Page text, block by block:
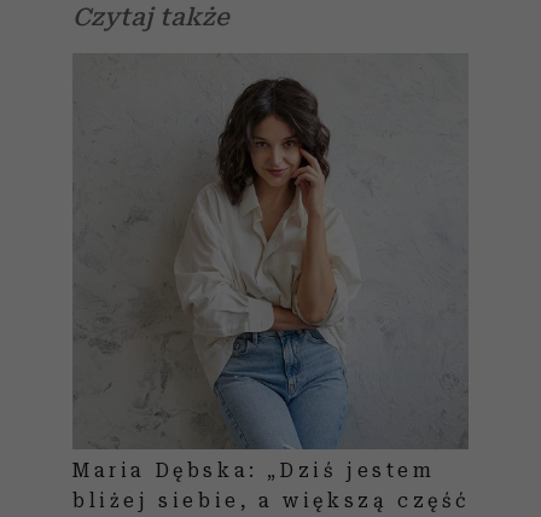
Czytaj także
Maria Dębska: „Dziś jestem
bliżej siebie, a większą część